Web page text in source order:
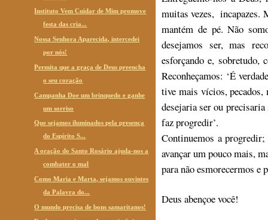
Instituto Vem Cuidar de Mim promove
festa das cria...
Nossa Senhora Aparecida, intercedei
por nós!
Permita que a graça de Deus preencha
o seu coração
Campanha Doe um brinquedo e ganhe
um sorriso
Que sejamos iluminados pela presença
do Espírito S...
A oração do Santo Rosário ajuda-nos a
combater o mal
Como Maria e Marta, sejamos ouvintes
da Palavra do...
O mundo precisa de bons samaritanos!
muitas vezes, incapazes.
mantém de pé. Não
desejamos ser, mas
esforçando e, sobretudo,
Reconheçamos: ‘É
tive mais vícios, pecados,
desejaria ser ou precisaria
faz progredir’.
Continuemos a
avançar um pouco mais,
para não esmorecermos e
Deus abençoe você!